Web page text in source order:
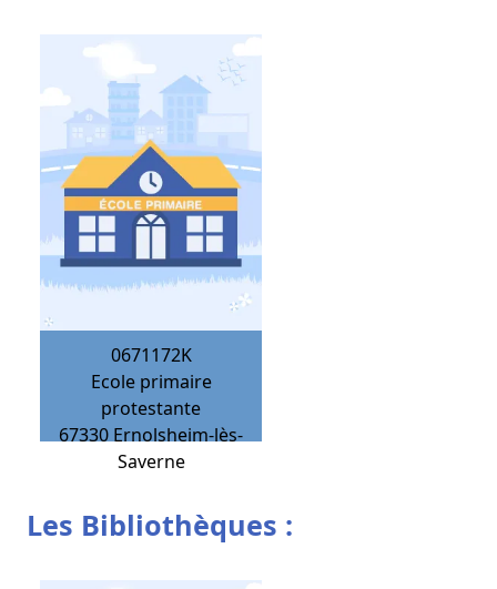
0671172K
Ecole primaire
protestante
67330 Ernolsheim-lès-
Saverne
Les Bibliothèques :